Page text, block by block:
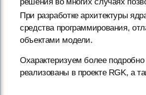
При разработке архитектуры
средства программирования,
объектами модели.
Охарактеризуем более
реализованы в проекте RGK, а